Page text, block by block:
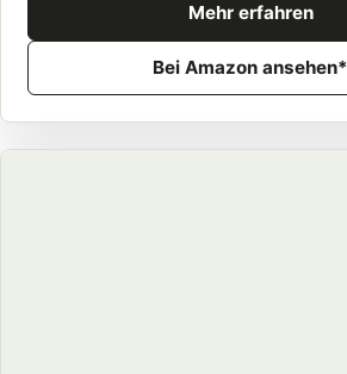
Mehr erfahren
Bei Amazon ansehen*